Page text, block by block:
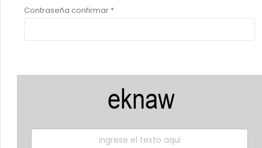
Contraseña confirmar *